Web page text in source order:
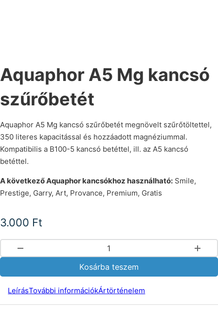
Aquaphor A5 Mg kancsó
szűrőbetét
Aquaphor A5 Mg kancsó szűrőbetét megnövelt szűrőtöltettel,
350 literes kapacitással és hozzáadott magnéziummal.
Kompatibilis a B100-5 kancsó betéttel, ill. az A5 kancsó
betéttel.
A következő Aquaphor kancsókhoz használható: Smile,
Prestige, Garry, Art, Provance, Premium, Gratis
3.000 Ft
Aquaphor A5 Mg kancsó szűrőbetét mennyiség
Kosárba teszem
LeírásTovábbi információkÁrtörténelem